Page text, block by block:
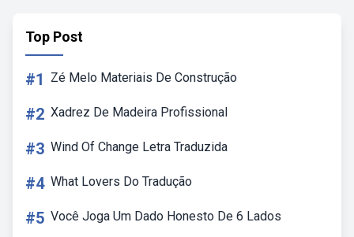
Top Post
#1 Zé Melo Materiais De Construção
#2 Xadrez De Madeira Profissional
#3 Wind Of Change Letra Traduzida
#4 What Lovers Do Tradução
#5 Você Joga Um Dado Honesto De 6 Lados